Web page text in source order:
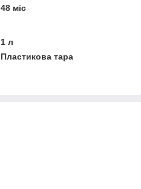
48 міс
1 л
Пластикова тара